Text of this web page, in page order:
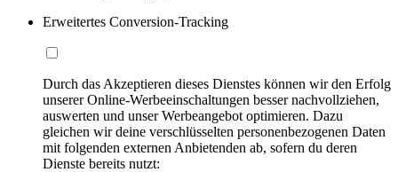
Erweitertes Conversion-Tracking
Durch das Akzeptieren dieses Dienstes können wir den Erfolg
unserer Online-Werbeeinschaltungen besser nachvollziehen,
auswerten und unser Werbeangebot optimieren. Dazu
gleichen wir deine verschlüsselten personenbezogenen Daten
mit folgenden externen Anbietenden ab, sofern du deren
Dienste bereits nutzt: